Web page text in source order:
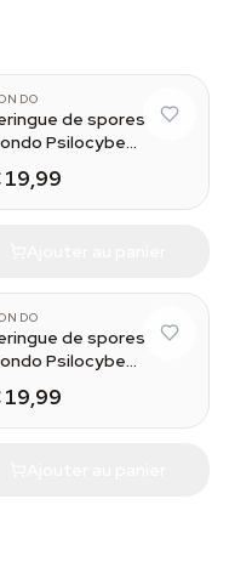
de spores
Psilocybe
de spores
Psilocybe